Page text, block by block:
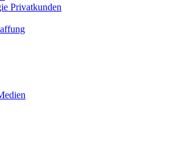
Privatkunden